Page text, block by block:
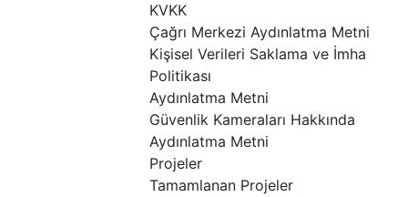
KVKK
Çağrı Merkezi Aydınlatma Metni
Kişisel Verileri Saklama ve İmha
Politikası
Aydınlatma Metni
Güvenlik Kameraları Hakkında
Aydınlatma Metni
Projeler
Tamamlanan Projeler